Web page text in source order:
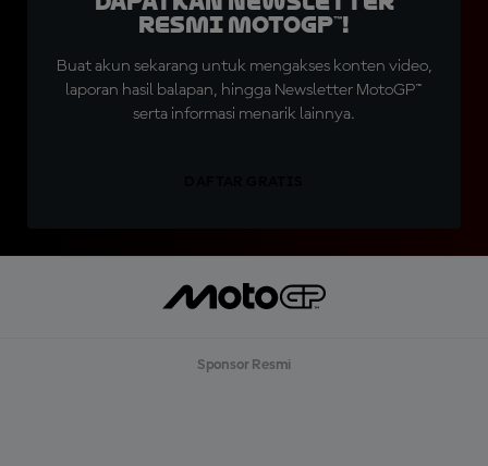
Resmi MotoGP™!
Buat akun sekarang untuk mengakses konten video,
laporan hasil balapan, hingga Newsletter MotoGP™
serta informasi menarik lainnya.
Sponsor Resmi